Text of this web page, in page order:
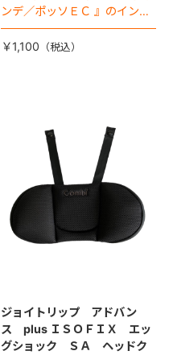
ンデ／ポッソＥＣ 』のインナ
ークッションの座面に入れて
使用するウレタンです
￥1,100
ジョイトリップ アドバン
ス plus ＩＳＯＦＩＸ エッ
グショック ＳＡ ヘッドク